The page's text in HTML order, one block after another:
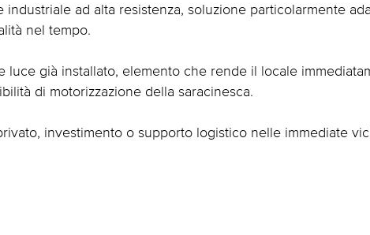
industriale ad alta resistenza, soluzione particolarmente
nel tempo.
luce già installato, elemento che rende il locale
di motorizzazione della saracinesca.
investimento o supporto logistico nelle immediate